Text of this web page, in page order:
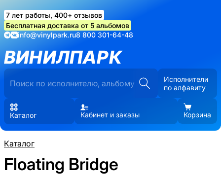
7 лет работы, 400+ отзывов
Бесплатная доставка от 5 альбомов
info@vinylpark.ru8 800 301-64-48
ВИНИЛПАРК
Исполнители
по алфавиту
Каталог Кабинет и заказы Корзина
Каталог
Floating Bridge